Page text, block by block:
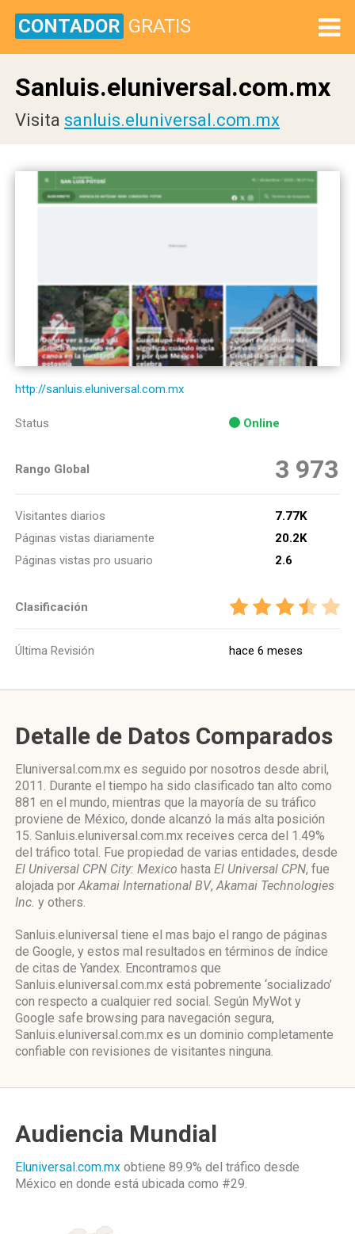
CONTADOR GRATIS
Sanluis.eluniversal.com.mx
Visita sanluis.eluniversal.com.mx
http://sanluis.eluniversal.com.mx
Status Online
Rango Global 3 973
Visitantes diarios
7.77K
Páginas vistas diariamente
20.2K
Páginas vistas pro usuario
2.6
Clasificación
Última Revisión hace 6 meses
Detalle de Datos Comparados
Eluniversal.com.mx es seguido por nosotros desde abril,
2011. Durante el tiempo ha sido clasificado tan alto como
881 en el mundo, mientras que la mayoría de su tráfico
proviene de México, donde alcanzó la más alta posición
15. Sanluis.eluniversal.com.mx receives cerca del 1.49%
del tráfico total. Fue propiedad de varias entidades, desde
El Universal CPN City: Mexico hasta El Universal CPN, fue
alojada porAkamai International BV,Akamai Technologies
Inc. y others.
Sanluis.eluniversal tiene el mas bajo el rango de páginas
de Google, y estos mal resultados en términos de índice
de citas de Yandex. Encontramos que
Sanluis.eluniversal.com.mx está pobremente ‘socializado’
con respecto a cualquier red social. Según MyWot y
Google safe browsing para navegación segura,
Sanluis.eluniversal.com.mx es un dominio completamente
confiable con revisiones de visitantes ninguna.
Audiencia Mundial
Eluniversal.com.mx obtiene 89.9% del tráfico desde
México en donde está ubicada como #29.